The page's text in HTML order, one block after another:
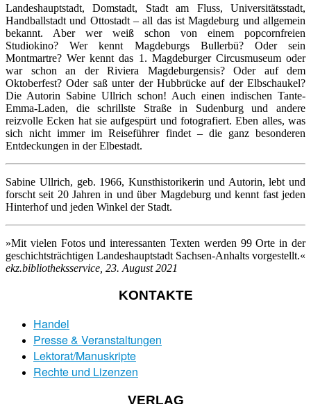
Landeshauptstadt, Domstadt, Stadt am Fluss, Universitätsstadt,
Handballstadt und Ottostadt – all das ist Magdeburg und allgemein
bekannt. Aber wer weiß schon von einem popcornfreien
Studiokino? Wer kennt Magdeburgs Bullerbü? Oder sein
Montmartre? Wer kennt das 1. Magdeburger Circusmuseum oder
war schon an der Riviera Magdeburgensis? Oder auf dem
Oktoberfest? Oder saß unter der Hubbrücke auf der Elbschaukel?
Die Autorin Sabine Ullrich schon! Auch einen indischen Tante-
Emma-Laden, die schrillste Straße in Sudenburg und andere
reizvolle Ecken hat sie aufgespürt und fotografiert. Eben alles, was
sich nicht immer im Reiseführer findet – die ganz besonderen
Entdeckungen in der Elbestadt.
Sabine Ullrich, geb. 1966, Kunsthistorikerin und Autorin, lebt und
forscht seit 20 Jahren in und über Magdeburg und kennt fast jeden
Hinterhof und jeden Winkel der Stadt.
»Mit vielen Fotos und interessanten Texten werden 99 Orte in der
geschichtsträchtigen Landeshauptstadt Sachsen-Anhalts vorgestellt.«
ekz.bibliotheksservice, 23. August 2021
KONTAKTE
Handel
Presse & Veranstaltungen
Lektorat/Manuskripte
Rechte und Lizenzen
VERLAG